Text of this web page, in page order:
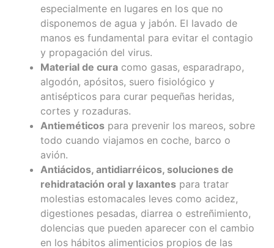
especialmente en lugares en los que no
disponemos de agua y jabón. El lavado de
manos es fundamental para evitar el contagio
y propagación del virus.
Material de cura como gasas, esparadrapo,
algodón, apósitos, suero fisiológico y
antisépticos para curar pequeñas heridas,
cortes y rozaduras.
Antieméticos para prevenir los mareos, sobre
todo cuando viajamos en coche, barco o
avión.
Antiácidos, antidiarréicos, soluciones de
rehidratación oral y laxantes para tratar
molestias estomacales leves como acidez,
digestiones pesadas, diarrea o estreñimiento,
dolencias que pueden aparecer con el cambio
en los hábitos alimenticios propios de las